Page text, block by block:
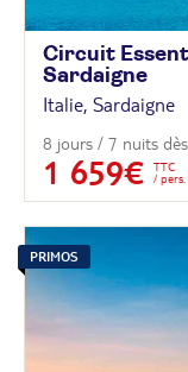
Circuit
Sardaigne
Italie, Sardaigne
8 jours / 7 nuits dès
1 659€
TTC
/ pers.
PRIMOS